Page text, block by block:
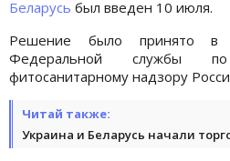
Беларусь был введен 10 июля.
Решение было принято в
Федеральной службы
фитосанитарному надзору
Читай также:
Украина и Беларусь начали